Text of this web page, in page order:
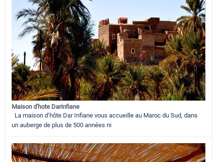
Maison d'hote Darinfiane
La maison d’hôte Dar Infiane vous accueille au Maroc du Sud, dans
un auberge de plus de 500 années ni